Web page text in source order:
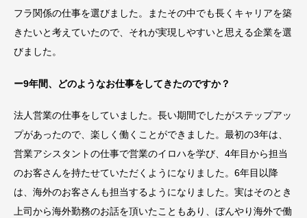
フラ関係の仕事を選びました。またその中でも長くキャリアを築
きたいと考えていたので、それが実現しやすいと思える企業を選
びました。
ー9年間、どのようなお仕事をしてきたのですか？
法人営業の仕事をしていました。長い期間でしたがステップアッ
プがあったので、楽しく働くことができました。最初の3年は、
営業アシスタントの仕事で営業のイロハを学び、4年目から担当
のお客さんを持たせていただくようになりました。6年目以降
は、海外のお客さんも担当するようになりました。実はそのとき
上司から海外勤務のお話を頂いたこともあり、ぼんやり海外で働